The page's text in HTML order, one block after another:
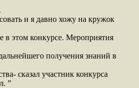
и я давно хожу на кружок
в этом конкурсе. Мероприятия
получения знаний в
сказал участник конкурса
”